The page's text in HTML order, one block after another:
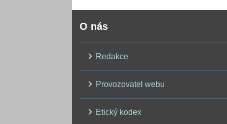
O nás
Redakce
Provozovatel webu
Etický kodex